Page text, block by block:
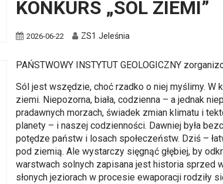
KONKURS „SÓL ZIEMI”
2026-06-22 ZS1 Jeleśnia
PAŃSTWOWY INSTYTUT GEOLOGICZNY
Sól jest wszędzie, choć rzadko o niej myślimy. W
ziemi. Niepozorna, biała, codzienna – a jednak
pradawnych morzach, świadek zmian klimatu i
planety – i naszej codzienności. Dawniej była
potędze państw i losach społeczeństw. Dziś –
pod ziemią. Ale wystarczy sięgnąć głębiej, by
warstwach solnych zapisana jest historia sprzed
słonych jeziorach w procesie ewaporacji rodziły